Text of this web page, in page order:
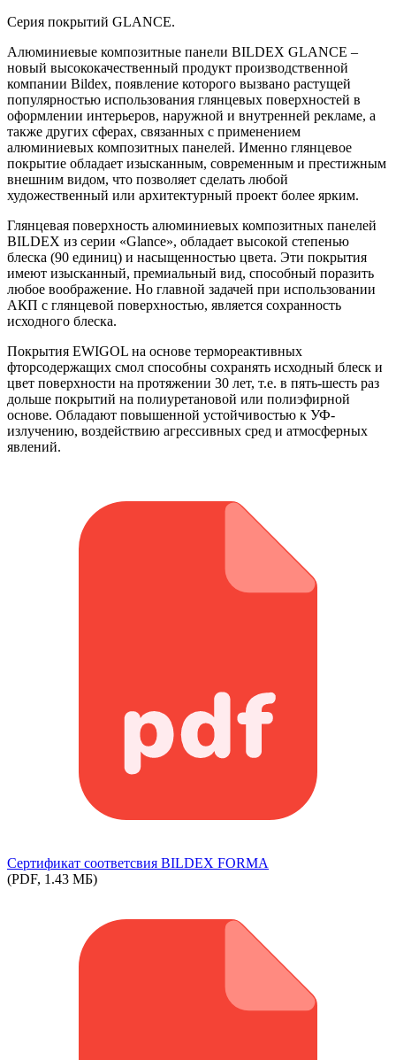
Серия покрытий GLANCE.
Алюминиевые композитные панели BILDEX GLANCE –
новый высококачественный продукт производственной
компании Bildex, появление которого вызвано растущей
популярностью использования глянцевых поверхностей в
оформлении интерьеров, наружной и внутренней рекламе, а
также других сферах, связанных с применением
алюминиевых композитных панелей. Именно глянцевое
покрытие обладает изысканным, современным и престижным
внешним видом, что позволяет сделать любой
художественный или архитектурный проект более ярким.
Глянцевая поверхность алюминиевых композитных панелей
BILDEX из серии «Glance», обладает высокой степенью
блеска (90 единиц) и насыщенностью цвета. Эти покрытия
имеют изысканный, премиальный вид, способный поразить
любое воображение. Но главной задачей при использовании
АКП с глянцевой поверхностью, является сохранность
исходного блеска.
Покрытия EWIGOL на основе термореактивных
фторсодержащих смол способны сохранять исходный блеск и
цвет поверхности на протяжении 30 лет, т.е. в пять-шесть раз
дольше покрытий на полиуретановой или полиэфирной
основе. Обладают повышенной устойчивостью к УФ-
излучению, воздействию агрессивных сред и атмосферных
явлений.
Сертификат соответсвия BILDEX FORMA
(PDF, 1.43 МБ)